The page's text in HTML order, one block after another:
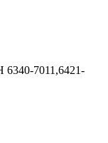
7011,6421-